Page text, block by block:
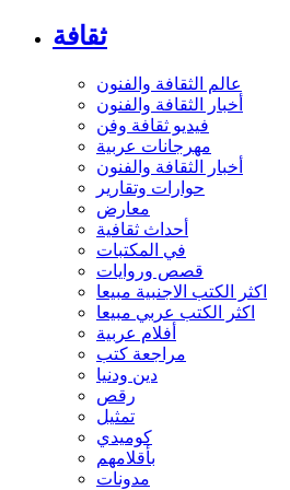
ثقافة
عالم الثقافة والفنون
أخبار الثقافة والفنون
فيديو ثقافة وفن
مهرجانات عربية
أخبار الثقافة والفنون
حوارات وتقارير
معارض
أحداث ثقافية
في المكتبات
قصص وروايات
اكثر الكتب الاجنبية مبيعا
اكثر الكتب عربي مبيعا
أفلام عربية
مراجعة كتب
دين ودنيا
رقص
تمثيل
كوميدي
بأقلامهم
مدونات